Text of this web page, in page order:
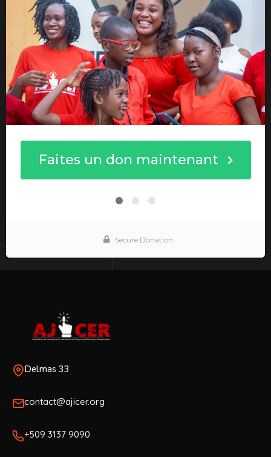
Delmas 33
contact@ajicer.org
+509 3137 9090